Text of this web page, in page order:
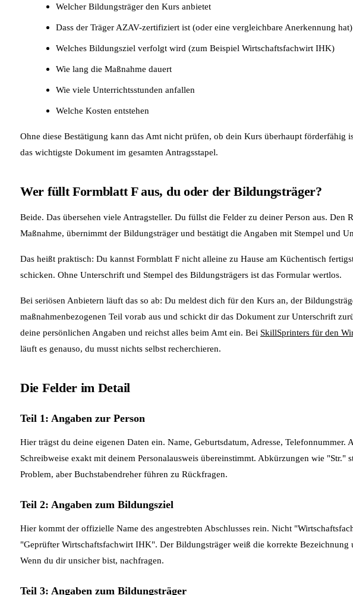
Welcher Bildungsträger den Kurs anbietet
Dass der Träger AZAV-zertifiziert ist (oder eine vergleichbare Anerkennung hat)
Welches Bildungsziel verfolgt wird (zum Beispiel Wirtschaftsfachwirt IHK)
Wie lang die Maßnahme dauert
Wie viele Unterrichtsstunden anfallen
Welche Kosten entstehen
Ohne diese Bestätigung kann das Amt nicht prüfen, ob dein Kurs überhaupt förderfähig
das wichtigste Dokument im gesamten Antragsstapel.
Wer füllt Formblatt F aus, du oder der Bildungsträger?
Beide. Das übersehen viele Antragsteller. Du füllst die Felder zu deiner Person aus. Den
Maßnahme, übernimmt der Bildungsträger und bestätigt die Angaben mit Stempel und
Das heißt praktisch: Du kannst Formblatt F nicht alleine zu Hause am Küchentisch
schicken. Ohne Unterschrift und Stempel des Bildungsträgers ist das Formular wertlos.
Bei seriösen Anbietern läuft das so ab: Du meldest dich für den Kurs an, der
maßnahmenbezogenen Teil vorab aus und schickt dir das Dokument zur Unterschrift
deine persönlichen Angaben und reichst alles beim Amt ein. Bei SkillSprinters für den
läuft es genauso, du musst nichts selbst recherchieren.
Die Felder im Detail
Teil 1: Angaben zur Person
Hier trägst du deine eigenen Daten ein. Name, Geburtsdatum, Adresse, Telefonnummer.
Schreibweise exakt mit deinem Personalausweis übereinstimmt. Abkürzungen wie "Str."
Problem, aber Buchstabendreher führen zu Rückfragen.
Teil 2: Angaben zum Bildungsziel
Hier kommt der offizielle Name des angestrebten Abschlusses rein. Nicht
"Geprüfter Wirtschaftsfachwirt IHK". Der Bildungsträger weiß die korrekte Bezeichnung
Wenn du dir unsicher bist, nachfragen.
Teil 3: Angaben zum Bildungsträger